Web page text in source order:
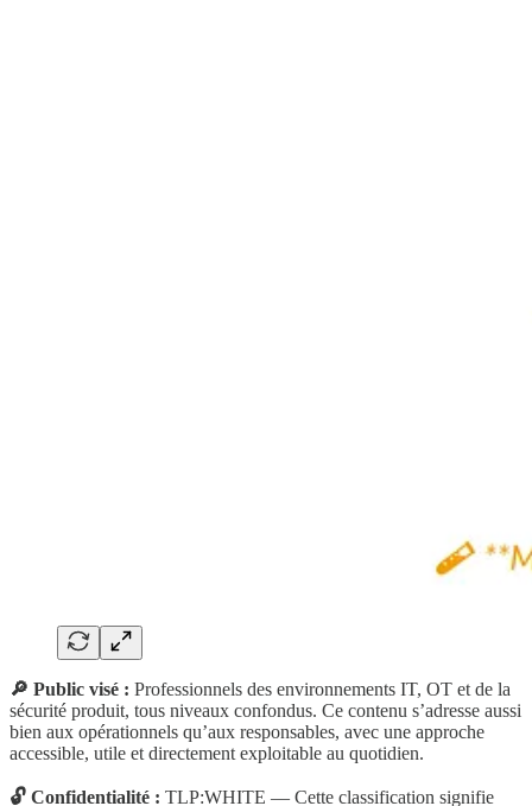
🔎 Public visé : Professionnels des environnements IT, OT et de la
sécurité produit, tous niveaux confondus. Ce contenu s’adresse aussi
bien aux opérationnels qu’aux responsables, avec une approche
accessible, utile et directement exploitable au quotidien.
🔓 Confidentialité : TLP:WHITE — Cette classification signifie